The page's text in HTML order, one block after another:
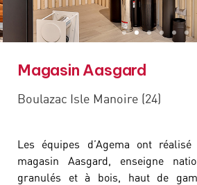
Magasin Aasgard
Boulazac Isle Manoire (24)
Les équipes d’Agema ont réalisé
magasin Aasgard, enseigne
granulés et à bois, haut de